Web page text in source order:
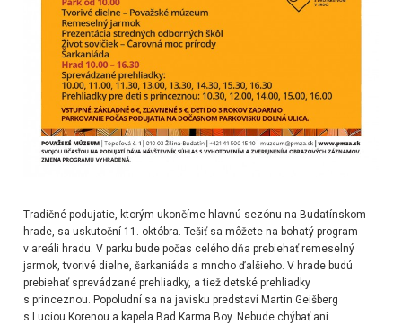
Tradičné podujatie, ktorým ukončíme hlavnú sezónu na Budatínskom
hrade, sa uskutoční 11. októbra. Tešiť sa môžete na bohatý program
v areáli hradu. V parku bude počas celého dňa prebiehať remeselný
jarmok, tvorivé dielne, šarkaniáda a mnoho ďalšieho. V hrade budú
prebiehať sprevádzané prehliadky, a tiež detské prehliadky
s princeznou. Popoludní sa na javisku predstaví Martin Geišberg
s Luciou Korenou a kapela Bad Karma Boy. Nebude chýbať ani